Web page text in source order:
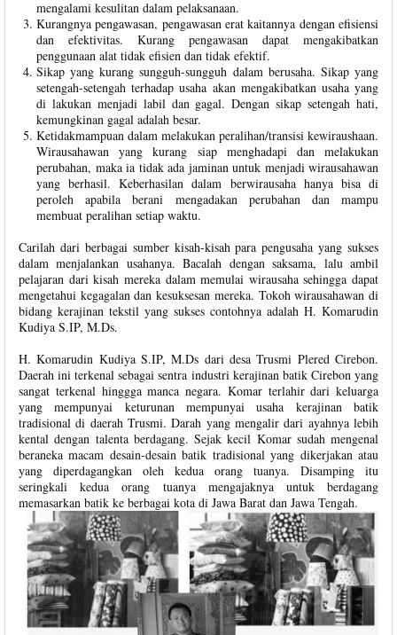
mengalami kesulitan dalam pelaksanaan.
Kurangnya pengawasan, pengawasan erat kaitannya dengan efisiensi
dan efektivitas. Kurang pengawasan dapat mengakibatkan
penggunaan alat tidak efisien dan tidak efektif.
Sikap yang kurang sungguh-sungguh dalam berusaha. Sikap yang
setengah-setengah terhadap usaha akan mengakibatkan usaha yang
di lakukan menjadi labil dan gagal. Dengan sikap setengah hati,
kemungkinan gagal adalah besar.
Ketidakmampuan dalam melakukan peralihan/transisi kewiraushaan.
Wirausahawan yang kurang siap menghadapi dan melakukan
perubahan, maka ia tidak ada jaminan untuk menjadi wirausahawan
yang berhasil. Keberhasilan dalam berwirausaha hanya bisa di
peroleh apabila berani mengadakan perubahan dan mampu
membuat peralihan setiap waktu.
Carilah dari berbagai sumber kisah-kisah para pengusaha yang sukses
dalam menjalankan usahanya. Bacalah dengan saksama, lalu ambil
pelajaran dari kisah mereka dalam memulai wirausaha sehingga dapat
mengetahui kegagalan dan kesuksesan mereka. Tokoh wirausahawan di
bidang kerajinan tekstil yang sukses contohnya adalah H. Komarudin
Kudiya S.IP, M.Ds.
H. Komarudin Kudiya S.IP, M.Ds dari desa Trusmi Plered Cirebon.
Daerah ini terkenal sebagai sentra industri kerajinan batik Cirebon yang
sangat terkenal hinggga manca negara. Komar terlahir dari keluarga
yang mempunyai keturunan mempunyai usaha kerajinan batik
tradisional di daerah Trusmi. Darah yang mengalir dari ayahnya lebih
kental dengan talenta berdagang. Sejak kecil Komar sudah mengenal
beraneka macam desain-desain batik tradisional yang dikerjakan atau
yang diperdagangkan oleh kedua orang tuanya. Disamping itu
seringkali kedua orang tuanya mengajaknya untuk berdagang
memasarkan batik ke berbagai kota di Jawa Barat dan Jawa Tengah.